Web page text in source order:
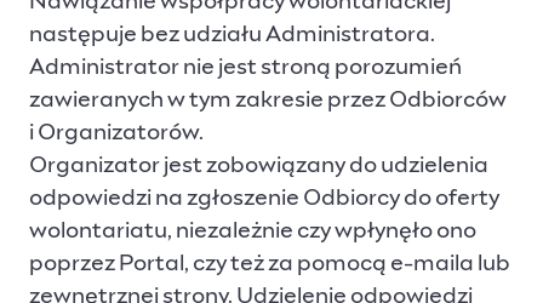
następuje bez udziału Administratora.
Administrator nie jest stroną porozumień
zawieranych w tym zakresie przez Odbiorców
i Organizatorów.
Organizator jest zobowiązany do udzielenia
odpowiedzi na zgłoszenie Odbiorcy do oferty
wolontariatu, niezależnie czy wpłynęło ono
poprzez Portal, czy też za pomocą e-maila lub
zewnętrznej strony. Udzielenie odpowiedzi